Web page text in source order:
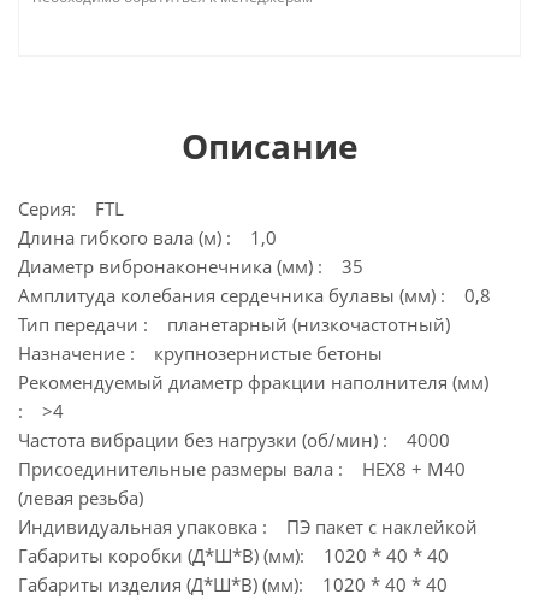
Описание
Серия: FTL
Длина гибкого вала (м) : 1,0
Диаметр вибронаконечника (мм) : 35
Амплитуда колебания сердечника булавы (мм) : 0,8
Тип передачи : планетарный (низкочастотный)
Назначение : крупнозернистые бетоны
Рекомендуемый диаметр фракции наполнителя (мм)
: >4
Частота вибрации без нагрузки (об/мин) : 4000
Присоединительные размеры вала : HEX8 + M40
(левая резьба)
Индивидуальная упаковка : ПЭ пакет с наклейкой
Габариты коробки (Д*Ш*В) (мм): 1020 * 40 * 40
Габариты изделия (Д*Ш*В) (мм): 1020 * 40 * 40